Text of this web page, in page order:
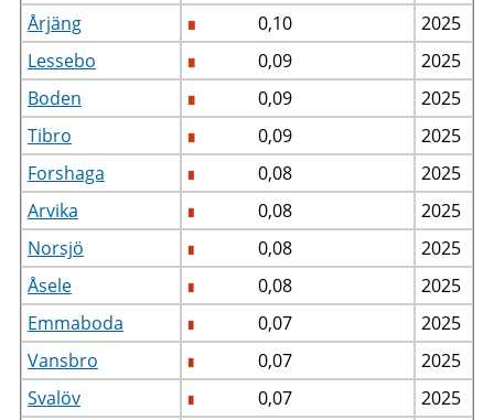
Årjäng
0,10
2025
Lessebo
0,09
2025
Boden
0,09
2025
Tibro
0,09
2025
Forshaga
0,08
2025
Arvika
0,08
2025
Norsjö
0,08
2025
Åsele
0,08
2025
Emmaboda
0,07
2025
Vansbro
0,07
2025
Svalöv
0,07
2025